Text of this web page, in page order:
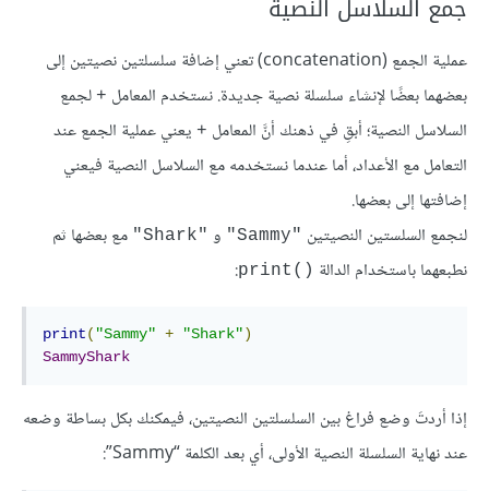
جمع السلاسل النصية
عملية الجمع (concatenation) تعني إضافة سلسلتين نصيتين إلى
بعضهما بعضًا لإنشاء سلسلة نصية جديدة. نستخدم المعامل + لجمع
السلاسل النصية؛ أبقِ في ذهنك أنَّ المعامل + يعني عملية الجمع عند
التعامل مع الأعداد، أما عندما نستخدمه مع السلاسل النصية فيعني
إضافتها إلى بعضها.
لنجمع السلستين النصيتين "Sammy" و "Shark"
مع بعضها ثم
نطبعهما باستخدام الدالة print()‎
:
print( "Sammy" + "Shark")
SammyShark
إذا أردتَ وضع فراغ بين السلسلتين النصيتين، فيمكنك بكل بساطة وضعه
عند نهاية السلسلة النصية الأولى، أي بعد الكلمة “Sammy”: